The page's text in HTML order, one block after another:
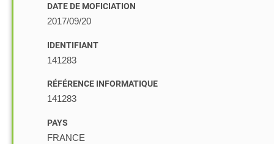
DATE DE MOFICIATION
2017/09/20
IDENTIFIANT
141283
RÉFÉRENCE INFORMATIQUE
141283
PAYS
FRANCE